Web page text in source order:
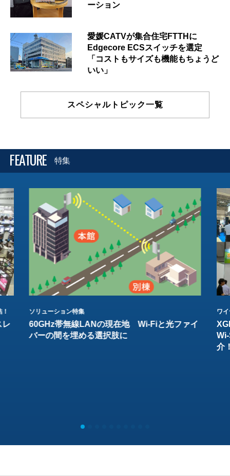
ーション
愛媛CATVが集合住宅FTTHに
Edgecore ECSスイッチを選定
「コストもサイズも機能もちょうど
いい」
スペシャルトピック一覧
FEATURE 特集
レ
ソリューション特集
60GHz帯無線LANの現在地 Wi-Fiと光ファイ
バーの間を埋める選択肢に
ワ
介